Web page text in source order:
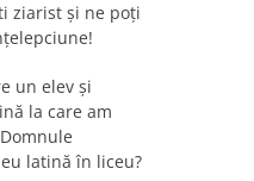
ziarist şi ne poţi
un elev şi
la care am
latină în liceu?